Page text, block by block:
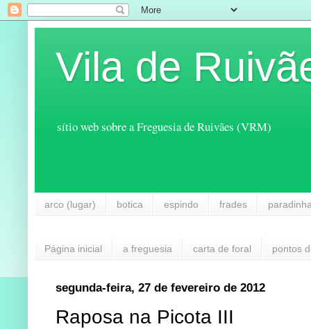
Vila de
sítio web sobre a Freguesia de Ruivães (VRM)
arco (lugar) botica espindo frades
Página inicial a freguesia carta de foral pontos
segunda-feira, 27 de fevereiro de 2012
Raposa na Picota III